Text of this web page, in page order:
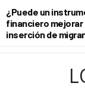
¿Puede un
financiero mejorar
inserción de